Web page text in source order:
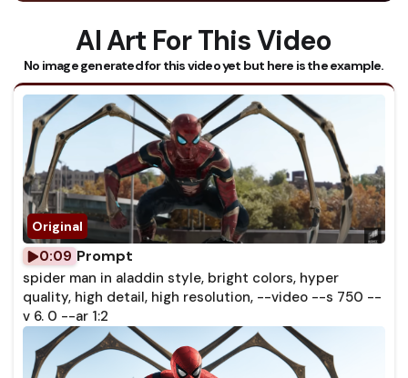
AI Art For This Video
No image generated for this video yet but here is the example.
0:09 Prompt
spider man in aladdin style, bright colors, hyper
quality, high detail, high resolution, --video --s 750 --
v 6. 0 --ar 1:2